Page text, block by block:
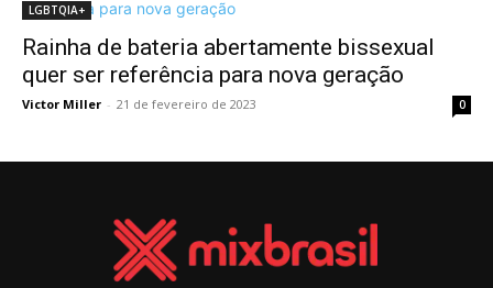
LGBTQIA+
Rainha de bateria abertamente bissexual
quer ser referência para nova geração
Victor Miller - 21 de fevereiro de 2023 0